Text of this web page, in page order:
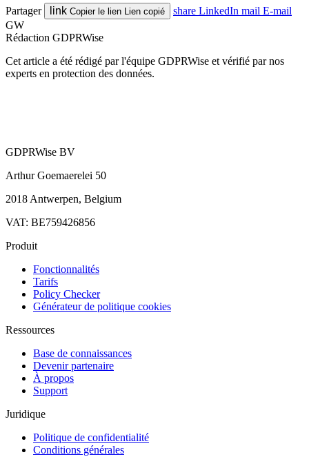
Partager link Copier le lien Lien copié share LinkedIn mail E-mail
GW
Rédaction GDPRWise
Cet article a été rédigé par l'équipe GDPRWise et vérifié par nos
experts en protection des données.
GDPRWise BV
Arthur Goemaerelei 50
2018 Antwerpen, Belgium
VAT: BE759426856
Produit
Fonctionnalités
Tarifs
Policy Checker
Générateur de politique cookies
Ressources
Base de connaissances
Devenir partenaire
À propos
Support
Juridique
Politique de confidentialité
Conditions générales